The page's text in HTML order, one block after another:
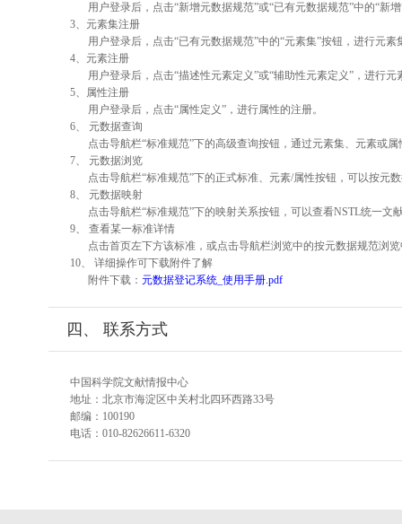
用户登录后，点击“新增元数据规范”或“已有元数据规范”中的“新
3、元素集注册
用户登录后，点击“已有元数据规范”中的“元素集”按钮，进行元素
4、元素注册
用户登录后，点击“描述性元素定义”或“辅助性元素定义”，进行元
5、属性注册
用户登录后，点击“属性定义”，进行属性的注册。
6、 元数据查询
点击导航栏“标准规范”下的高级查询按钮，通过元素集、元素或
7、 元数据浏览
点击导航栏“标准规范”下的正式标准、元素/属性按钮，可以按元
8、 元数据映射
点击导航栏“标准规范”下的映射关系按钮，可以查看NSTL统一文
9、 查看某一标准详情
点击首页左下方该标准，或点击导航栏浏览中的按元数据规范浏
10、 详细操作可下载附件了解
附件下载： 元数据登记系统_使用手册.pdf
四、 联系方式
中国科学院文献情报中心
地址：北京市海淀区中关村北四环西路33号
邮编：100190
电话：010-82626611-6320